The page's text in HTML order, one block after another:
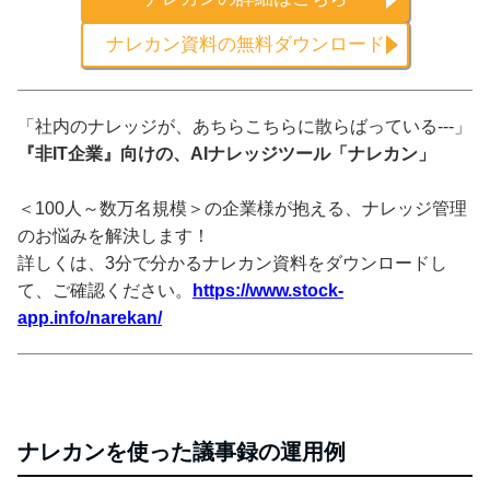
ナレカン資料の無料ダウンロード
「社内のナレッジが、あちらこちらに散らばっている---」
『非IT企業』向けの、AIナレッジツール「ナレカン」
＜100人～数万名規模＞の企業様が抱える、ナレッジ管理
のお悩みを解決します！
詳しくは、3分で分かるナレカン資料をダウンロードし
て、ご確認ください。
https://www.stock-
app.info/narekan/
ナレカンを使った議事録の運用例